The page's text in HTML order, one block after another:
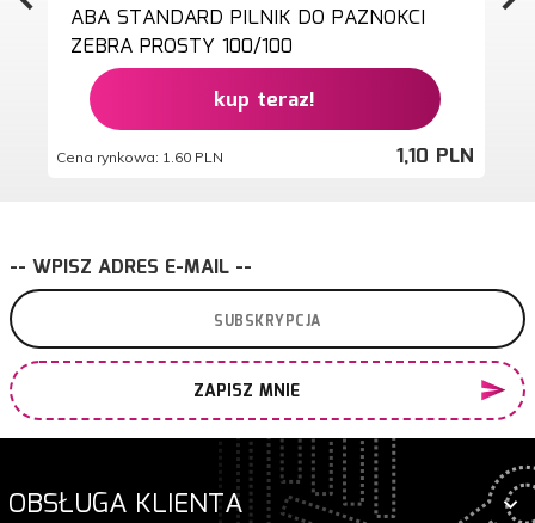
ABA STANDARD PILNIK DO PAZNOKCI
ZEBRA PROSTY 100/100
kup teraz!
1,10 PLN
Cena rynkowa: 1.60 PLN
-- WPISZ ADRES E-MAIL --
ZAPISZ MNIE
OBSŁUGA KLIENTA